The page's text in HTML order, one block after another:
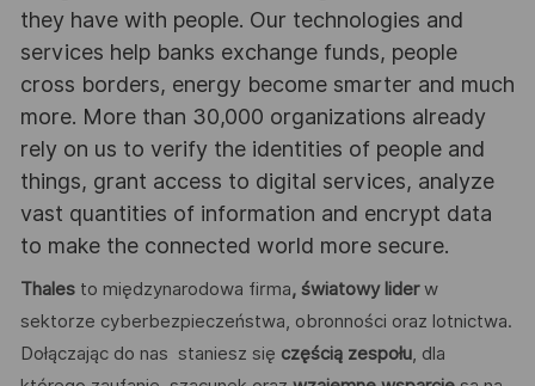
they have with people. Our technologies and
services help banks exchange funds, people
cross borders, energy become smarter and much
more. More than 30,000 organizations already
rely on us to verify the identities of people and
things, grant access to digital services, analyze
vast quantities of information and encrypt data
to make the connected world more secure.
Thalesto międzynarodowa firma, światowy liderw
sektorze cyberbezpieczeństwa, obronności oraz lotnictwa.
Dołączając do nas staniesz się częścią zespołu, dla